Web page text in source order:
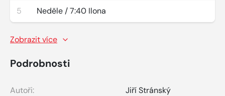
5 Neděle / 7:40 Ilona
Zobrazit více
Podrobnosti
Autoři:
Jiří Stránský